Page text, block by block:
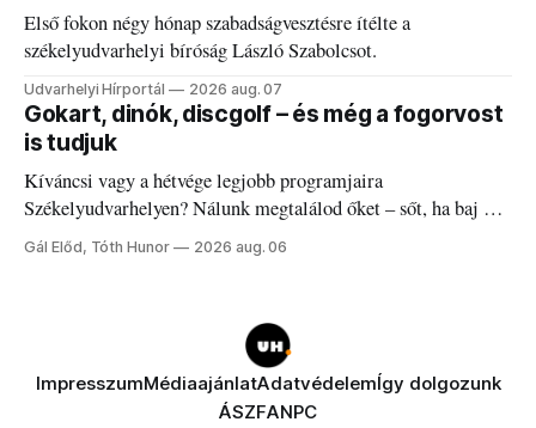
Első fokon négy hónap szabadságvesztésre ítélte a
székelyudvarhelyi bíróság László Szabolcsot.
Udvarhelyi Hírportál 2026 aug. 07
Gokart, dinók, discgolf – és még a fogorvost
is tudjuk
Kíváncsi vagy a hétvége legjobb programjaira
Székelyudvarhelyen? Nálunk megtalálod őket – sőt, ha baj van
a fogaddal, a fogorvosi ügyeletet is!
Gál Előd, Tóth Hunor 2026 aug. 06
ImpresszumMédiaajánlatAdatvédelemÍgy dolgozunk
ÁSZFANPC